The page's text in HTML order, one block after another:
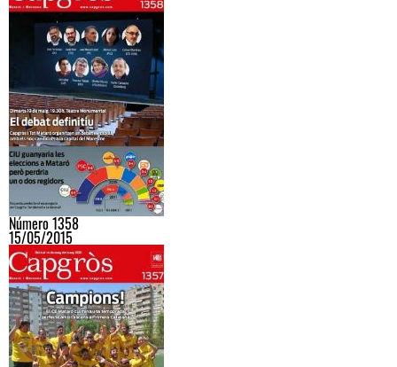
Número 1358
15/05/2015